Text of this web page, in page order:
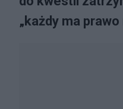
„każdy ma